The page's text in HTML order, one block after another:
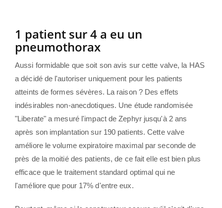
1 patient sur 4 a eu un
pneumothorax
Aussi formidable que soit son avis sur cette valve, la HAS
a décidé de l'autoriser uniquement pour les patients
atteints de formes sévères. La raison ? Des effets
indésirables non-anecdotiques. Une étude randomisée
"Liberate" a mesuré l'impact de Zephyr jusqu'à 2 ans
après son implantation sur 190 patients. Cette valve
améliore le volume expiratoire maximal par seconde de
près de la moitié des patients, de ce fait elle est bien plus
efficace que le traitement standard optimal qui ne
l'améliore que pour 17% d'entre eux.